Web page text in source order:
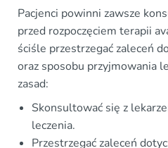
Pacjenci powinni zawsze
przed rozpoczęciem terapii
ściśle przestrzegać zaleceń
oraz sposobu przyjmowania
zasad:
Skonsultować się z
leczenia.
Przestrzegać zaleceń